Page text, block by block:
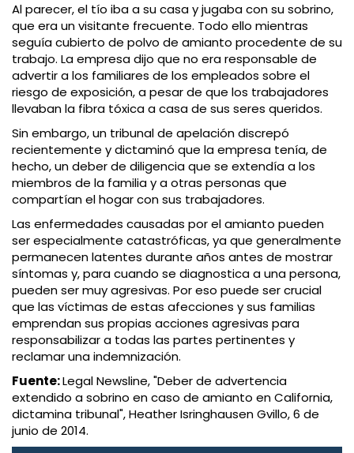
Al parecer, el tío iba a su casa y jugaba con su sobrino,
que era un visitante frecuente. Todo ello mientras
seguía cubierto de polvo de amianto procedente de su
trabajo. La empresa dijo que no era responsable de
advertir a los familiares de los empleados sobre el
riesgo de exposición, a pesar de que los trabajadores
llevaban la fibra tóxica a casa de sus seres queridos.
Sin embargo, un tribunal de apelación discrepó
recientemente y dictaminó que la empresa tenía, de
hecho, un deber de diligencia que se extendía a los
miembros de la familia y a otras personas que
compartían el hogar con sus trabajadores.
Las enfermedades causadas por el amianto pueden
ser especialmente catastróficas, ya que generalmente
permanecen latentes durante años antes de mostrar
síntomas y, para cuando se diagnostica a una persona,
pueden ser muy agresivas. Por eso puede ser crucial
que las víctimas de estas afecciones y sus familias
emprendan sus propias acciones agresivas para
responsabilizar a todas las partes pertinentes y
reclamar una indemnización.
Fuente:Legal Newsline, "Deber de advertencia
extendido a sobrino en caso de amianto en California,
dictamina tribunal", Heather Isringhausen Gvillo, 6 de
junio de 2014.